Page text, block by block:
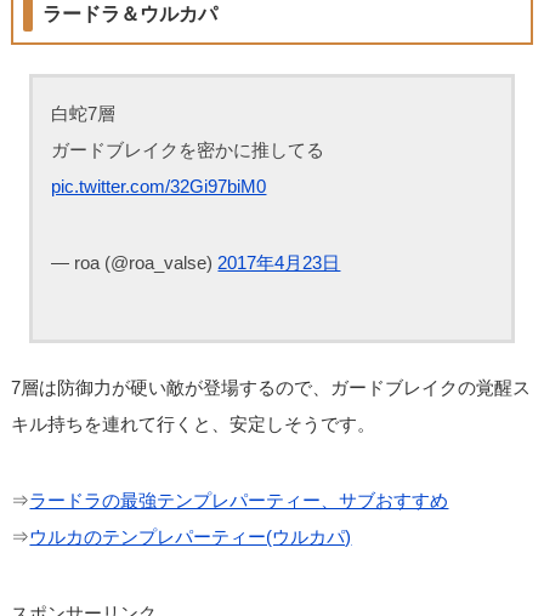
ラードラ＆ウルカパ
白蛇7層
ガードブレイクを密かに推してる
pic.twitter.com/32Gi97biM0
— roa (@roa_valse) 2017年4月23日
7層は防御力が硬い敵が登場するので、ガードブレイクの覚醒ス
キル持ちを連れて行くと、安定しそうです。
⇒ラードラの最強テンプレパーティー、サブおすすめ
⇒ウルカのテンプレパーティー(ウルカパ)